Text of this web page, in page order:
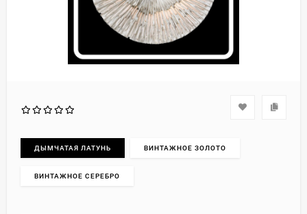
ДЫМЧАТАЯ ЛАТУНЬ ВИНТАЖНОЕ ЗОЛОТО
ВИНТАЖНОЕ СЕРЕБРО